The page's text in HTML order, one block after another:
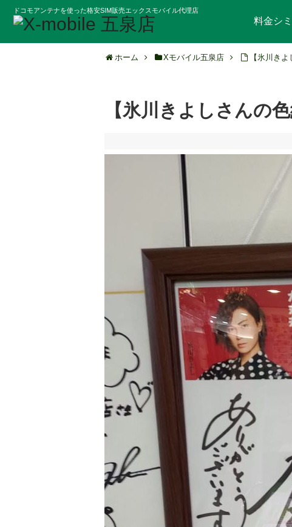
ドコモアンテナを使った格安SIM販売エックスモバイル代理店
料金シ
ホーム Xモバイル五泉店 【氷川きよ
【氷川きよしさんの色